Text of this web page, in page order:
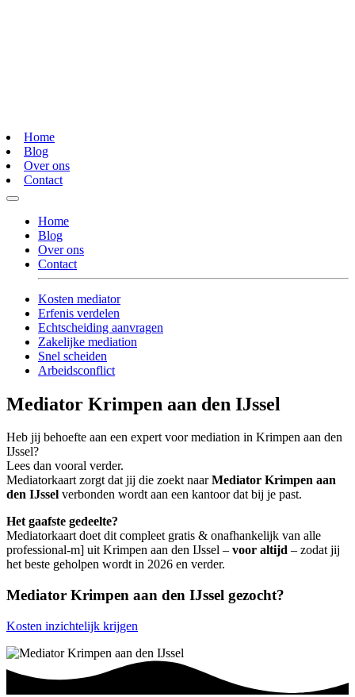
Home
Blog
Over ons
Contact
Home
Blog
Over ons
Contact
Kosten mediator
Erfenis verdelen
Echtscheiding aanvragen
Zakelijke mediation
Snel scheiden
Arbeidsconflict
Mediator Krimpen aan den IJssel
Heb jij behoefte aan een expert voor mediation in Krimpen aan den
IJssel?
Lees dan vooral verder.
Mediatorkaart zorgt dat jij die zoekt naarMediator Krimpen aan
den IJssel verbonden wordt aan een kantoor dat bij je past.
Het gaafste gedeelte?
Mediatorkaart doet dit compleet gratis & onafhankelijk van alle
professional-m] uit Krimpen aan den IJssel – voor altijd – zodat jij
het beste geholpen wordt in 2026 en verder.
Mediator Krimpen aan den IJssel gezocht?
Kosten inzichtelijk krijgen